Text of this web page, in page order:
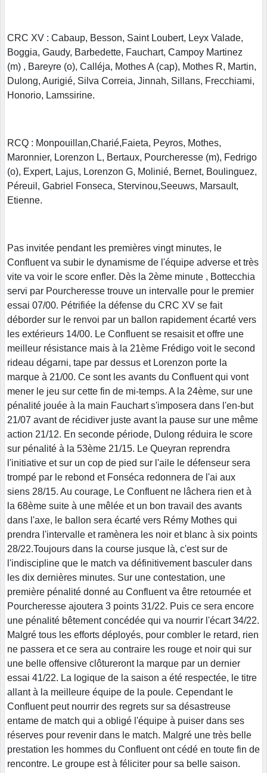
CRC XV : Cabaup, Besson, Saint Loubert, Leyx Valade,
Boggia, Gaudy, Barbedette, Fauchart, Campoy Martinez
(m) , Bareyre (o), Calléja, Mothes A (cap), Mothes R, Martin,
Dulong, Aurigié, Silva Correia, Jinnah, Sillans, Frecchiami,
Honorio, Lamssirine.
RCQ : Monpouillan,Charié,Faieta, Peyros, Mothes,
Maronnier, Lorenzon L, Bertaux, Pourcheresse (m), Fedrigo
(o), Expert, Lajus, Lorenzon G, Molinié, Bernet, Boulinguez,
Péreuil, Gabriel Fonseca, Stervinou,Seeuws, Marsault,
Etienne.
Pas invitée pendant les premières vingt minutes, le
Confluent va subir le dynamisme de l'équipe adverse et très
vite va voir le score enfler. Dès la 2ème minute , Bottecchia
servi par Pourcheresse trouve un intervalle pour le premier
essai 07/00. Pétrifiée la défense du CRC XV se fait
déborder sur le renvoi par un ballon rapidement écarté vers
les extérieurs 14/00. Le Confluent se resaisit et offre une
meilleur résistance mais à la 21ème Frédigo voit le second
rideau dégarni, tape par dessus et Lorenzon porte la
marque à 21/00. Ce sont les avants du Confluent qui vont
mener le jeu sur cette fin de mi-temps. A la 24ème, sur une
pénalité jouée à la main Fauchart s'imposera dans l'en-but
21/07 avant de récidiver juste avant la pause sur une même
action 21/12. En seconde période, Dulong réduira le score
sur pénalité à la 53ème 21/15. Le Queyran reprendra
l'initiative et sur un cop de pied sur l'aile le défenseur sera
trompé par le rebond et Fonséca redonnera de l'ai aux
siens 28/15. Au courage, Le Confluent ne lâchera rien et à
la 68ème suite à une mêlée et un bon travail des avants
dans l'axe, le ballon sera écarté vers Rémy Mothes qui
prendra l'intervalle et ramènera les noir et blanc à six points
28/22.Toujours dans la course jusque là, c'est sur de
l'indiscipline que le match va définitivement basculer dans
les dix dernières minutes. Sur une contestation, une
première pénalité donné au Confluent va être retournée et
Pourcheresse ajoutera 3 points 31/22. Puis ce sera encore
une pénalité bêtement concédée qui va nourrir l'écart 34/22.
Malgré tous les efforts déployés, pour combler le retard, rien
ne passera et ce sera au contraire les rouge et noir qui sur
une belle offensive clôtureront la marque par un dernier
essai 41/22. La logique de la saison a été respectée, le titre
allant à la meilleure équipe de la poule. Cependant le
Confluent peut nourrir des regrets sur sa désastreuse
entame de match qui a obligé l'équipe à puiser dans ses
réserves pour revenir dans le match. Malgré une très belle
prestation les hommes du Confluent ont cédé en toute fin de
rencontre. Le groupe est à féliciter pour sa belle saison.